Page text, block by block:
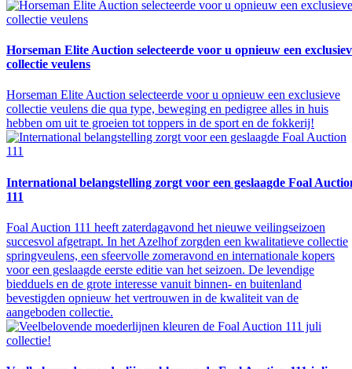
Horseman Elite Auction selecteerde voor u opnieuw een
collectie veulens
Horseman Elite Auction selecteerde voor u opnieuw een exclusieve
collectie veulens die qua type, beweging en pedigree alles in huis
hebben om uit te groeien tot toppers in de sport en de fokkerij!
International belangstelling zorgt voor een geslaagde Foal
111
Foal Auction 111 heeft zaterdagavond het nieuwe veilingseizoen
succesvol afgetrapt. In het Azelhof zorgden een kwalitatieve collectie
springveulens, een sfeervolle zomeravond en internationale kopers
voor een geslaagde eerste editie van het seizoen. De levendige
biedduels en de grote interesse vanuit binnen- en buitenland
bevestigden opnieuw het vertrouwen in de kwaliteit van de
aangeboden collectie.